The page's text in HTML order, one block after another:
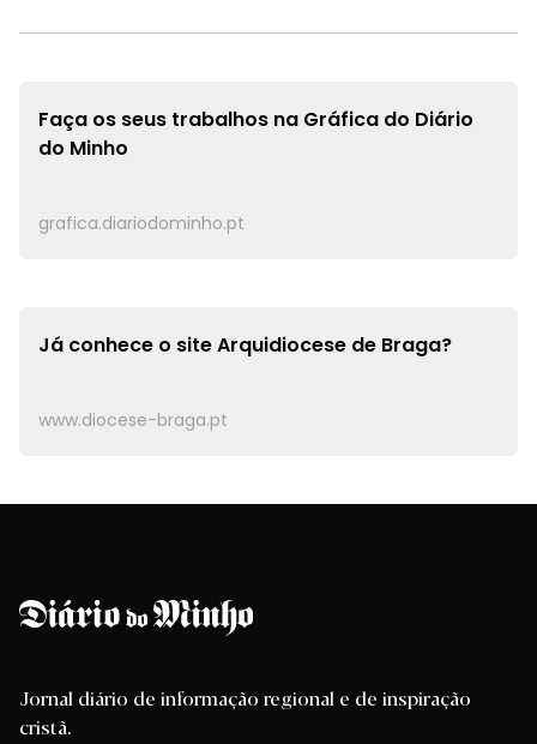
Faça os seus trabalhos na Gráfica do Diário
do Minho
grafica.diariodominho.pt
Já conhece o siteArquidiocese de Braga?
www.diocese-braga.pt
Jornal diário de informação regional e de inspiração
cristã.